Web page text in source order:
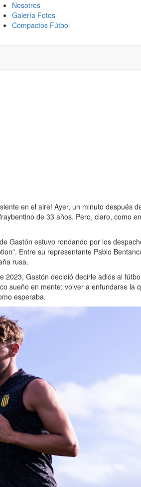
Nosotros
Galería Fotos
Compactos Fútbol
en el aire! Ayer, un minuto después
de 33 años. Pero, claro, como
Gastón estuvo rondando por los
Entre su representante Pablo
rusa.
2023, Gastón decidió decirle adiós al
sueño en mente: volver a enfundarse la
esperaba.